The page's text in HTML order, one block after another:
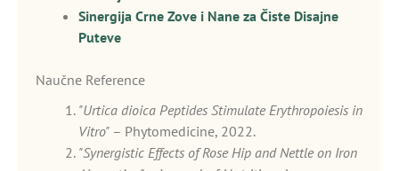
Sinergija Crne Zove i Nane za Čiste Disajne
Puteve
Naučne Reference
"Urtica dioica Peptides Stimulate Erythropoiesis in
Vitro" – Phytomedicine, 2022.
"Synergistic Effects of Rose Hip and Nettle on Iron